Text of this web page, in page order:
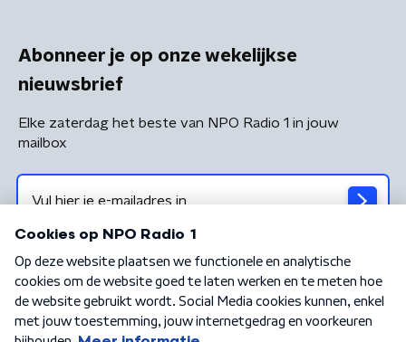
Abonneer je op onze wekelijkse
nieuwsbrief
Elke zaterdag het beste van NPO Radio 1 in jouw
mailbox
Algemene voorwaarden